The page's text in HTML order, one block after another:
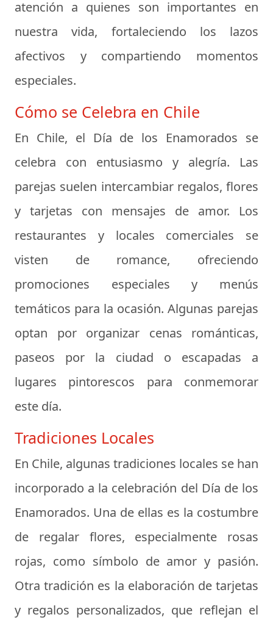
atención a quienes son importantes en
nuestra vida, fortaleciendo los lazos
afectivos y compartiendo momentos
especiales.
Cómo se Celebra en Chile
En Chile, el Día de los Enamorados se
celebra con entusiasmo y alegría. Las
parejas suelen intercambiar regalos, flores
y tarjetas con mensajes de amor. Los
restaurantes y locales comerciales se
visten de romance, ofreciendo
promociones especiales y menús
temáticos para la ocasión. Algunas parejas
optan por organizar cenas románticas,
paseos por la ciudad o escapadas a
lugares pintorescos para conmemorar
este día.
Tradiciones Locales
En Chile, algunas tradiciones locales se han
incorporado a la celebración del Día de los
Enamorados. Una de ellas es la costumbre
de regalar flores, especialmente rosas
rojas, como símbolo de amor y pasión.
Otra tradición es la elaboración de tarjetas
y regalos personalizados, que reflejan el